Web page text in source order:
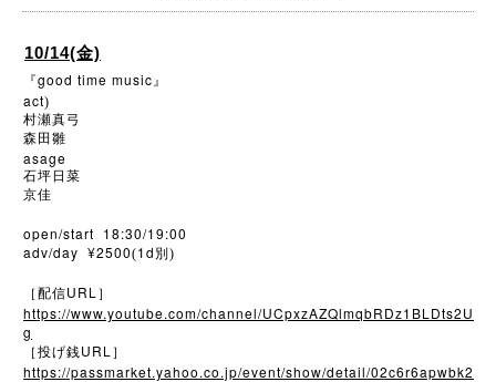
10/14(金)
『good time music』
act)
村瀬真弓
森田雛
asage
石坪日菜
京佳
open/start 18:30/19:00
adv/day ¥2500(1d 別)
［配信URL ］
https://www.youtube.com/channel/UCpxzAZQlmqbRDz1BLDts2U
g
［投げ銭URL ］
https://passmarket.yahoo.co.jp/event/show/detail/02c6r6apwbk2